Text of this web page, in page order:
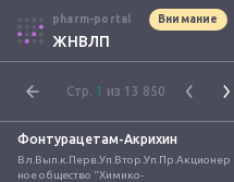
pharm-portal Внимание
ЖНВЛП
Стр. 1 из 13 850
Фонтурацетам-Акрихин
Вл.Вып.к.Перв.Уп.Втор.Уп.Пр.Акционер
ное общество "Химико-